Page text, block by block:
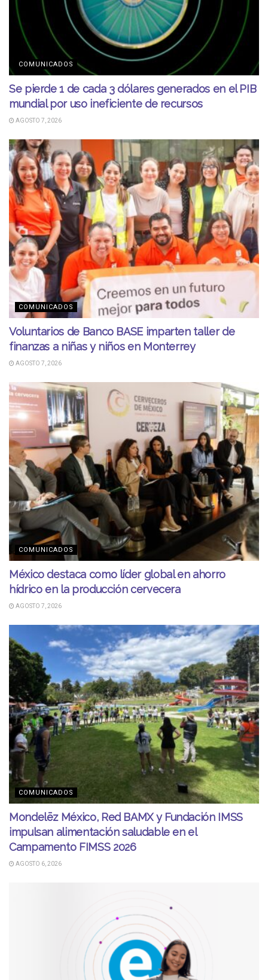
COMUNICADOS
Se pierde 1 de cada 3 dólares generados en el PIB
mundial por uso ineficiente de recursos
AGOSTO 7, 2026
COMUNICADOS
Voluntarios de Banco BASE imparten taller de
finanzas a niñas y niños en Monterrey
AGOSTO 7, 2026
COMUNICADOS
México destaca como líder global en ahorro
hídrico en la producción cervecera
AGOSTO 7, 2026
COMUNICADOS
Mondelēz México, Red BAMX y Fundación IMSS
impulsan alimentación saludable en el
Campamento FIMSS 2026
AGOSTO 6, 2026